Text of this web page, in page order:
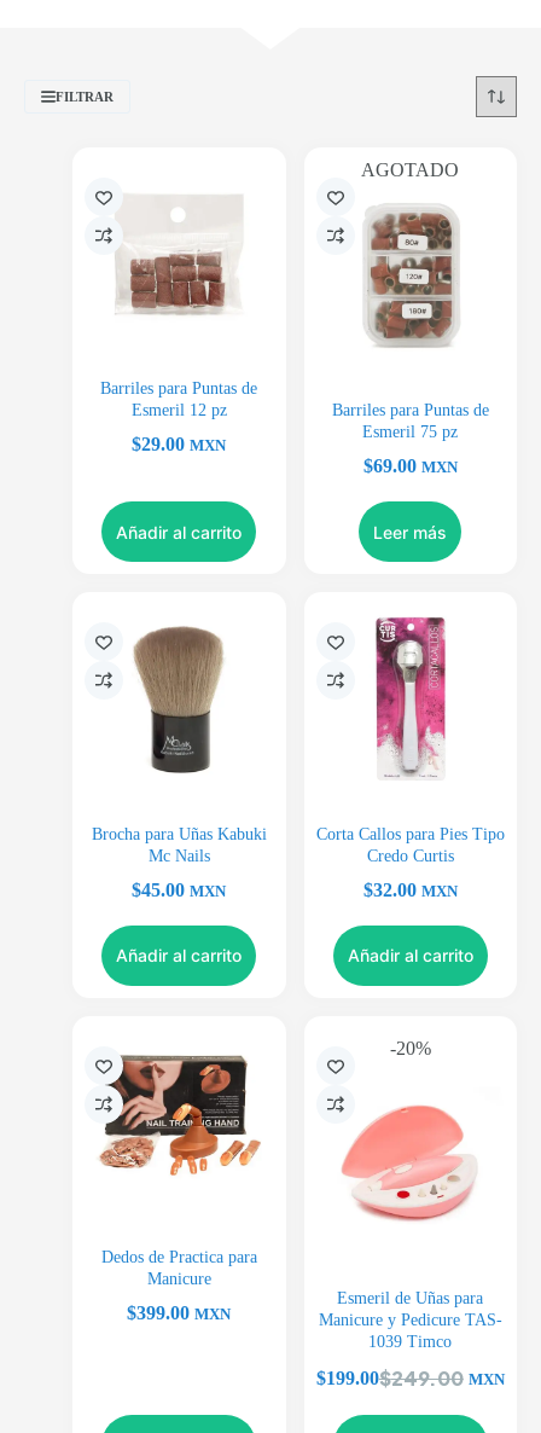
FILTRAR
Barriles para Puntas de
Esmeril 12 pz
$29.00 MXN
Añadir al carrito
AGOTADO
Barriles para Puntas de
Esmeril 75 pz
$69.00 MXN
Leer más
Brocha para Uñas Kabuki
Mc Nails
$45.00 MXN
Añadir al carrito
Corta Callos para Pies Tipo
Credo Curtis
$32.00 MXN
Añadir al carrito
Dedos de Practica para
Manicure
$399.00 MXN
-20%
Esmeril de Uñas para
Manicure y Pedicure TAS-
1039 Timco
$249.00
$199.00 MXN